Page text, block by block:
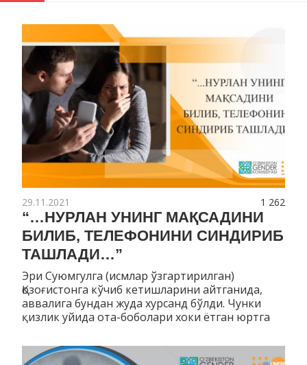
1 262
29.11.2021
“…НУРЛАН УНИНГ МАҚСАДИНИ
БИЛИБ, ТЕЛЕФОНИНИ СИНДИРИБ
ТАШЛАДИ…”
Эри Суюмгулга (исмлар ўзгартирилган)
Қозоғистонга кўчиб кетишларини айтганида,
аввалига бундан жуда хурсанд бўлди. Чунки
қизлик уйида ота-боболари хоки ётган юртга